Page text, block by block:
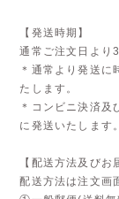
【発送時期】
通常ご注文日より
＊通常より発送に
たします。
＊コンビニ決済及
に発送いたします。
【配送方法及びお
配送方法は注文画